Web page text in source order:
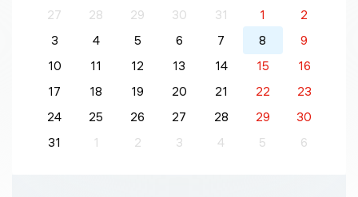
27
28 29 30 31 1
2
3
4 5 6 7 8
9
10
11 12 13 14 15
16
17
18 19 20 21 22
23
24
25 26 27 28 29
30
31
1 2 3 4 5 6